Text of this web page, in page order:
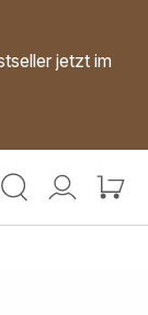
jetzt im
Mein
Mein